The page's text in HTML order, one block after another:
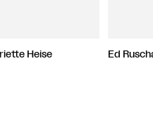
Heise Ed